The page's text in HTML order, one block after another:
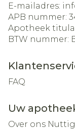
E-mailadres:
APB nummer:
Apotheek
BTW nummer:
FAQ
Uw
Over ons